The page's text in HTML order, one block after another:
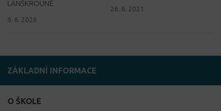
LANŠKROUNĚ
9. 6. 2026
26. 6. 2021
ZÁKLADNÍ INFORMACE
O ŠKOLE